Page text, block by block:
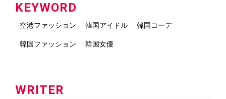
KEYWORD
空港ファッション 韓国アイドル 韓国コーデ
韓国ファッション 韓国女優
WRITER